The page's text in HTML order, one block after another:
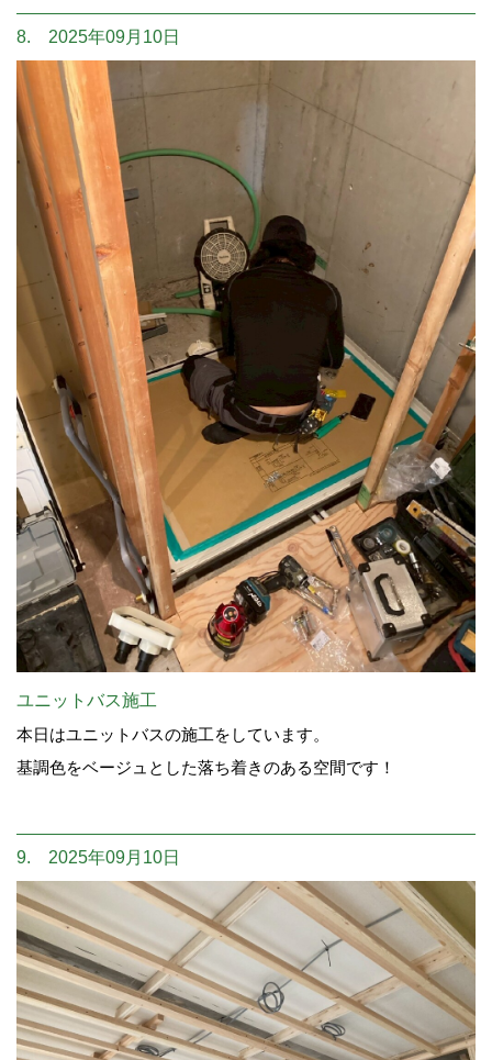
8. 2025年09月10日
ユニットバス施工
本日はユニットバスの施工をしています。
基調色をベージュとした落ち着きのある空間です！
9. 2025年09月10日